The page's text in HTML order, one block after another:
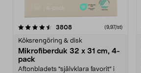
3808recensioner (9,97/st)
Köksrengöring & disk
Mikrofiberduk 32 x 31 cm, 4-
pack
Aftonbladets "självklara favorit” i
4.0av 5 stjärnor